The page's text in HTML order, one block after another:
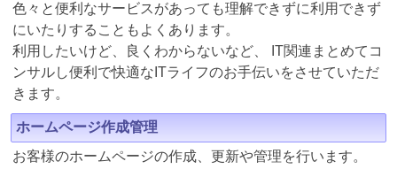
色々と便利なサービスがあっても理解できずに利用できず
にいたりすることもよくあります。
利用したいけど、良くわからないなど、 IT関連まとめてコ
ンサルし便利で快適なITライフのお手伝いをさせていただ
きます。
ホームページ作成管理
お客様のホームページの作成、更新や管理を行います。